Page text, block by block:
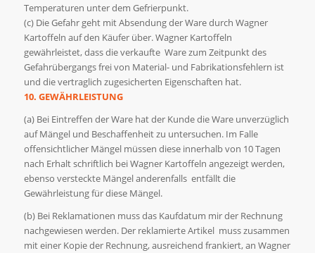
Temperaturen unter dem Gefrierpunkt.
(c) Die Gefahr geht mit Absendung der Ware durch Wagner
Kartoffeln auf den Käufer über. Wagner Kartoffeln
gewährleistet, dass die verkaufte Ware zum Zeitpunkt des
Gefahrübergangs frei von Material- und Fabrikationsfehlern ist
und die vertraglich zugesicherten Eigenschaften hat.
10. GEWÄHRLEISTUNG
(a) Bei Eintreffen der Ware hat der Kunde die Ware unverzüglich
auf Mängel und Beschaffenheit zu untersuchen. Im Falle
offensichtlicher Mängel müssen diese innerhalb von 10 Tagen
nach Erhalt schriftlich bei Wagner Kartoffeln angezeigt werden,
ebenso versteckte Mängel anderenfalls entfällt die
Gewährleistung für diese Mängel.
(b) Bei Reklamationen muss das Kaufdatum mir der Rechnung
nachgewiesen werden. Der reklamierte Artikel muss zusammen
mit einer Kopie der Rechnung, ausreichend frankiert, an Wagner